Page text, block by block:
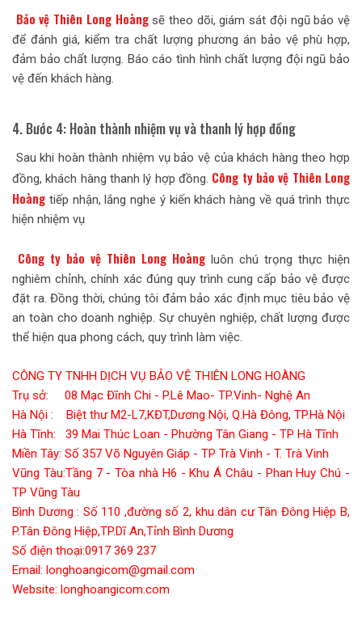
Bảo vệ Thiên Long Hoàng sẽ theo dõi, giám sát đội ngũ bảo vệ
để đánh giá, kiểm tra chất lượng phương án bảo vệ phù hợp,
đảm bảo chất lượng. Báo cáo tình hình chất lượng đội ngũ bảo
vệ đến khách hàng.
4. Bước 4: Hoàn thành nhiệm vụ và thanh lý hợp đồng
Sau khi hoàn thành nhiệm vụ bảo vệ của khách hàng theo hợp
đồng, khách hàng thanh lý hợp đồng. Công ty bảo vệ Thiên Long
Hoàng tiếp nhận, lắng nghe ý kiến khách hàng về quá trình thực
hiện nhiệm vụ
Công ty bảo vệ Thiên Long Hoàng luôn chú trọng thực hiện
nghiêm chỉnh, chính xác đúng quy trình cung cấp bảo vệ được
đặt ra. Đồng thời, chúng tôi đảm bảo xác định mục tiêu bảo vệ
an toàn cho doanh nghiệp. Sự chuyên nghiệp, chất lượng được
thể hiện qua phong cách, quy trình làm việc.
CÔNG TY TNHH DỊCH VỤ BẢO VỆ THIÊN LONG HOÀNG
Trụ sở: 08 Mạc Đĩnh Chi - P.Lê Mao- TP.Vinh- Nghệ An
Hà Nội : Biệt thư M2-L7,KĐT,Dương Nội, Q.Hà Đông, TP.Hà Nội
Hà Tĩnh: 39 Mai Thúc Loan - Phường Tân Giang - TP Hà Tĩnh
Miền Tây: Số 357 Võ Nguyên Giáp - TP Trà Vinh - T. Trà Vinh
Vũng Tàu:Tầng 7 - Tòa nhà H6 - Khu Á Châu - Phan Huy Chú -
TP Vũng Tàu
Bình Dương : Số 110 ,đường số 2, khu dân cư Tân Đông Hiệp B,
P.Tân Đông Hiệp,TP.Dĩ An,Tỉnh Bình Dương
Số điện thoại:0917 369 237
Email: longhoangicom@gmail.com
Website: longhoangicom.com